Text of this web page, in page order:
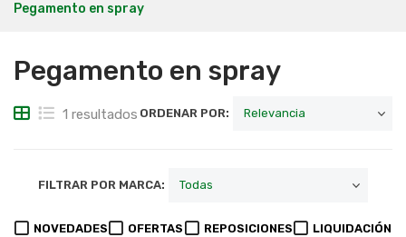
Pegamento en spray
Pegamento en spray
1 resultados ORDENAR POR:
FILTRAR POR MARCA:
NOVEDADES OFERTAS REPOSICIONES LIQUIDACIÓN